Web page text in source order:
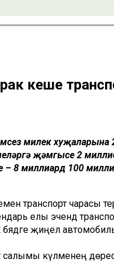
кеше
милек хуҗаларына
җәмгысе 2
8 миллиард 100
транспорт чарасы
елы эчендә
җиңел
күләменең дөрес